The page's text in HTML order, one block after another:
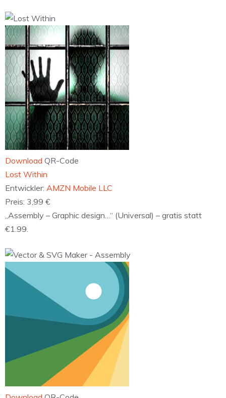
Download QR-Code
‎Lost Within
Entwickler: AMZN Mobile LLC
Preis: 3,99 €
„Assembly – Graphic design…“ (Universal) – gratis statt
€1.99.